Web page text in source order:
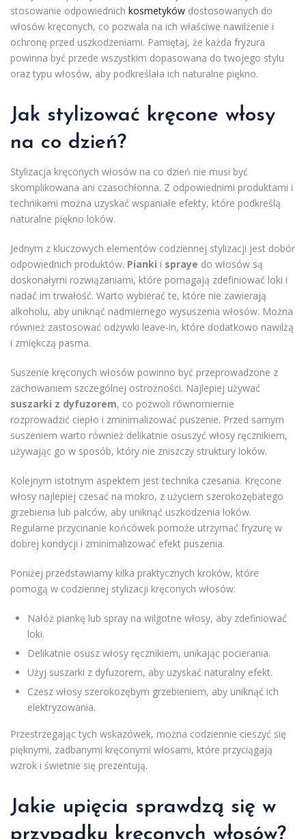
stosowanie odpowiednich kosmetyków dostosowanych do
włosów kręconych, co pozwala na ich właściwe nawilżenie i
ochronę przed uszkodzeniami. Pamiętaj, że każda fryzura
powinna być przede wszystkim dopasowana do twojego stylu
oraz typu włosów, aby podkreślała ich naturalne piękno.
Jak stylizować kręcone włosy
na co dzień?
Stylizacja kręconych włosów na co dzień nie musi być
skomplikowana ani czasochłonna. Z odpowiednimi produktami i
technikami można uzyskać wspaniałe efekty, które podkreślą
naturalne piękno loków.
Jednym z kluczowych elementów codziennej stylizacji jest dobór
odpowiednich produktów. Pianki i spraye do włosów są
doskonałymi rozwiązaniami, które pomagają zdefiniować loki i
nadać im trwałość. Warto wybierać te, które nie zawierają
alkoholu, aby uniknąć nadmiernego wysuszenia włosów. Można
również zastosować odżywki leave-in, które dodatkowo nawilżą
i zmiękczą pasma.
Suszenie kręconych włosów powinno być przeprowadzone z
zachowaniem szczególnej ostrożności. Najlepiej używać
suszarki z dyfuzorem, co pozwoli równomiernie
rozprowadzić ciepło i zminimalizować puszenie. Przed samym
suszeniem warto również delikatnie osuszyć włosy ręcznikiem,
używając go w sposób, który nie zniszczy struktury loków.
Kolejnym istotnym aspektem jest technika czesania. Kręcone
włosy najlepiej czesać na mokro, z użyciem szerokozębatego
grzebienia lub palców, aby uniknąć uszkodzenia loków.
Regularne przycinanie końcówek pomoże utrzymać fryzurę w
dobrej kondycji i zminimalizować efekt puszenia.
Poniżej przedstawiamy kilka praktycznych kroków, które
pomogą w codziennej stylizacji kręconych włosów:
Nałóż piankę lub spray na wilgotne włosy, aby zdefiniować
loki.
Delikatnie osusz włosy ręcznikiem, unikając pocierania.
Użyj suszarki z dyfuzorem, aby uzyskać naturalny efekt.
Czesz włosy szerokozębym grzebieniem, aby uniknąć ich
elektryzowania.
Przestrzegając tych wskazówek, można codziennie cieszyć się
pięknymi, zadbanymi kręconymi włosami, które przyciągają
wzrok i świetnie się prezentują.
Jakie upięcia sprawdzą się w
przypadku kręconych włosów?